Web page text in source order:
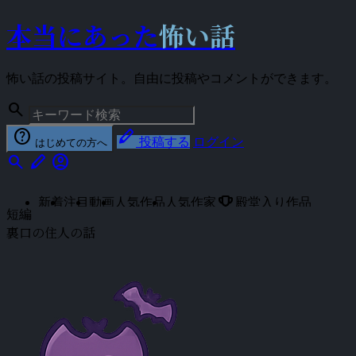
本当にあった怖い話
怖い話の投稿サイト。自由に投稿やコメントができます。
search
help はじめての方へ stylus 投稿する ログイン
search stylus account_circle
新着 注目 動画 人気作品 人気作家 emoji_events 殿堂入り作品
短編
裏口の住人の話